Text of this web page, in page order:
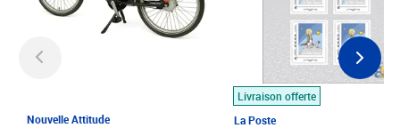
Nouvelle Attitude
Livraison offerte
La Poste